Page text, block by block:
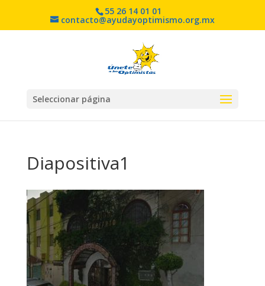
55 26 14 01 01
contacto@ayudayoptimismo.org.mx
Seleccionar página
Diapositiva1